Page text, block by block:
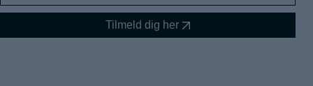
Undervisning og eksamen finder sted hos Erhvervsakademi
København, Landemærket 11, 1119 København K
Tilmeld dig her